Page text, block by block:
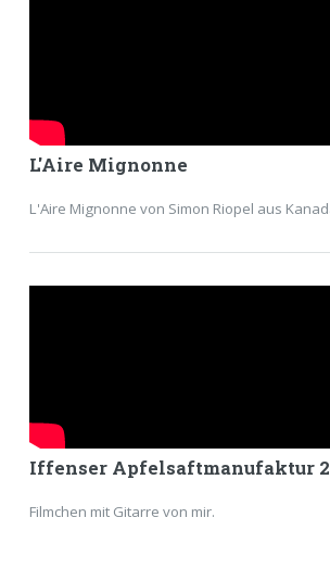
L'Aire Mignonne
L'Aire Mignonne von Simon Riopel aus
Iffenser Apfelsaftmanufaktur
Filmchen mit Gitarre von mir.